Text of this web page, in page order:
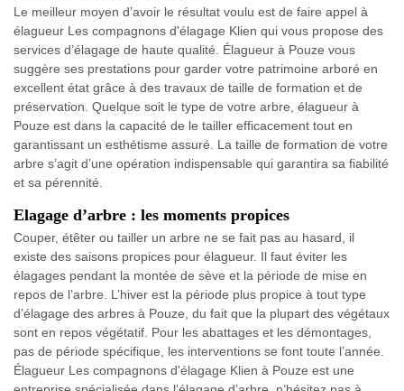
Le meilleur moyen d’avoir le résultat voulu est de faire appel à
élagueur Les compagnons d'élagage Klien qui vous propose des
services d’élagage de haute qualité. Élagueur à Pouze vous
suggère ses prestations pour garder votre patrimoine arboré en
excellent état grâce à des travaux de taille de formation et de
préservation. Quelque soit le type de votre arbre, élagueur à
Pouze est dans la capacité de le tailler efficacement tout en
garantissant un esthétisme assuré. La taille de formation de votre
arbre s’agit d’une opération indispensable qui garantira sa fiabilité
et sa pérennité.
Elagage d’arbre : les moments propices
Couper, étêter ou tailler un arbre ne se fait pas au hasard, il
existe des saisons propices pour élagueur. Il faut éviter les
élagages pendant la montée de sève et la période de mise en
repos de l’arbre. L’hiver est la période plus propice à tout type
d’élagage des arbres à Pouze, du fait que la plupart des végétaux
sont en repos végétatif. Pour les abattages et les démontages,
pas de période spécifique, les interventions se font toute l’année.
Élagueur Les compagnons d'élagage Klien à Pouze est une